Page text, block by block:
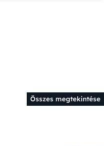
Összes megtekintése